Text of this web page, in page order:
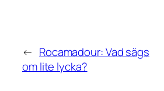
← Rocamadour: Vad sägs
om lite lycka?